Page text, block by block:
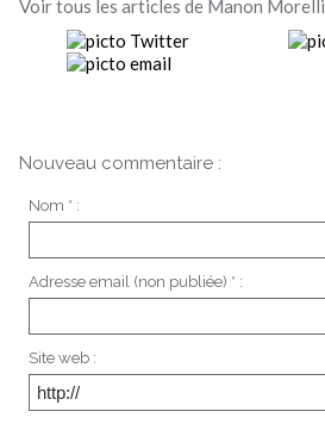
Voir tous les articles de Manon Morelli
Nouveau commentaire :
Nom * :
Adresse email (non publiée) * :
Site web :